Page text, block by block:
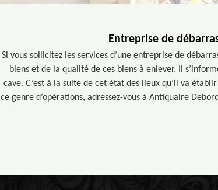
Entreprise de
Si vous sollicitez les services d’une entreprise de
biens et de la qualité de ces biens à enlever. Il
cave. C’est à la suite de cet état des lieux qu’il va
ce genre d’opérations, adressez-vous à Antiquaire